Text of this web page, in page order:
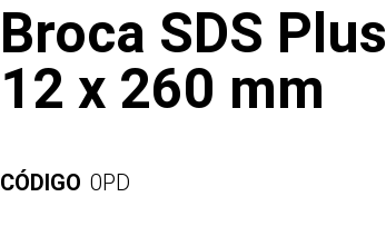
Broca SDS Plus
12 x 260 mm
CÓDIGO 0PD